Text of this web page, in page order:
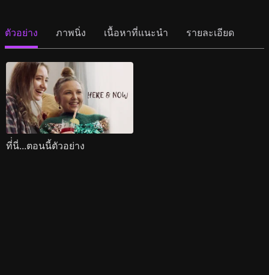
ตัวอย่าง ภาพนิ่ง เนื้อหาที่แนะนำ รายละเอียด
ที่่นี่...ตอนนี้ตัวอย่าง